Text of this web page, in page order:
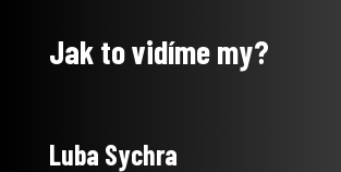
Jak to vidíme my?
Luba Sychra